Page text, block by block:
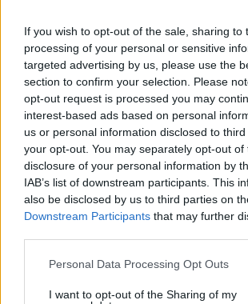
If you wish to opt-out of the sale, sharing to
processing of your personal or sensitive
targeted advertising by us, please use the
section to confirm your selection. Please
opt-out request is processed you may
interest-based ads based on personal
us or personal information disclosed to
your opt-out. You may separately opt-out of
disclosure of your personal information by
IAB’s list of downstream participants. This
also be disclosed by us to third parties on
Downstream Participants that may further
Please note that this website/app uses one
not limited to your visit or usage behaviour.
Personal Data Processing Opt Outs
I want to opt-out of the Sharing of my
Είδος υπό εξαφάνιση οι
Ελλάδα που γερνάει: Τα... δύο
τα επιδόματα, η καθημερινότητά
07.08.2026, 15:59